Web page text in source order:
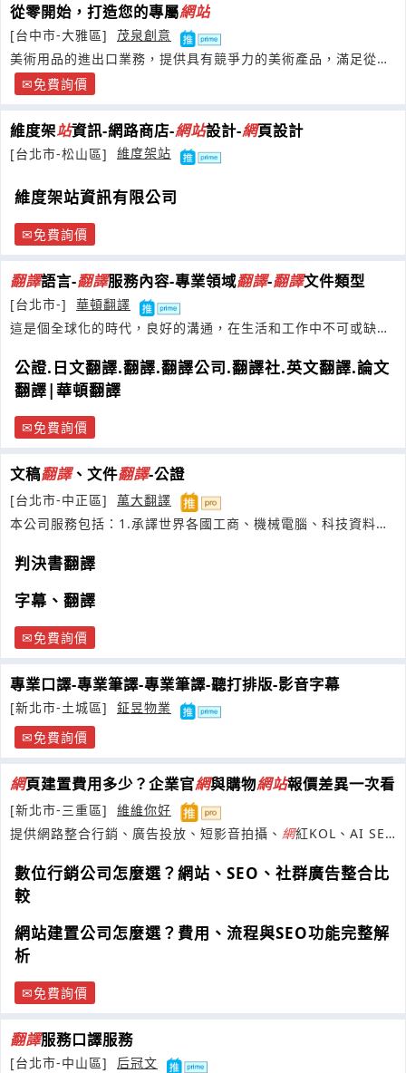
從零開始，打造您的專屬網站
[台中市-大雅區]
茂泉創意
美術用品的進出口業務，提供具有競爭力的美術產品，滿足從專
業藝術家到業餘愛好者的各種需求
免費詢價
維度架站資訊-網路商店-網站設計-網頁設計
[台北市-松山區] 維度架站
維度架站資訊有限公司
免費詢價
翻譯語言-翻譯服務內容-專業領域翻譯-翻譯文件類型
[台北市-]
華頓翻譯
這是個全球化的時代，良好的溝通，在生活和工作中不可或缺，
公證.日文翻譯.翻譯.翻譯公司.翻譯社.英文翻譯.論文
翻譯|華頓翻譯
免費詢價
文稿翻譯、文件翻譯-公證
[台北市-中正區]
萬大翻譯
本公司服務包括：1.承譯世界各國工商、機械電腦、科技資料、
判決書翻譯
字幕、翻譯
免費詢價
專業口譯-專業筆譯-專業筆譯-聽打排版-影音字幕
[新北市-土城區]
鉦昱物業
免費詢價
網頁建置費用多少？企業官網與購物網站報價差異一次看
[新北市-三重區]
維維你好
提供網路整合行銷、廣告投放、短影音拍攝、 網紅KOL、AI SEO
數位行銷公司怎麼選？網站、SEO、社群廣告整合比
較
網站建置公司怎麼選？費用、流程與SEO功能完整解
析
免費詢價
翻譯服務口譯服務
[台北市-中山區]
后冠文